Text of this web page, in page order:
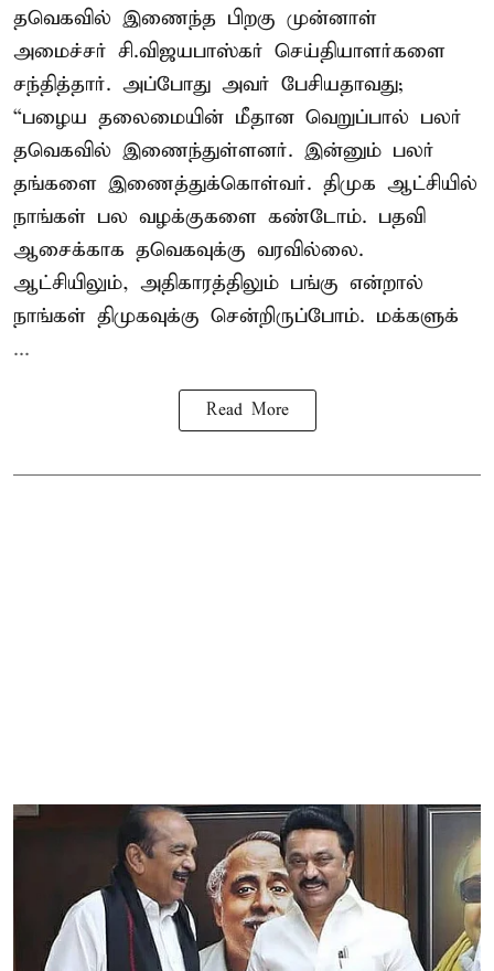
தவெகவில் இணைந்த பிறகு முன்னாள்
அமைச்சர் சி.விஜயபாஸ்கர் செய்தியாளர்களை
சந்தித்தார். அப்போது அவர் பேசியதாவது;
“பழைய தலைமையின் மீதான வெறுப்பால் பலர்
தவெகவில் இணைந்துள்ளனர். இன்னும் பலர்
தங்களை இணைத்துக்கொள்வர். திமுக ஆட்சியில்
நாங்கள் பல வழக்குகளை கண்டோம். பதவி
ஆசைக்காக தவெகவுக்கு வரவில்லை.
ஆட்சியிலும், அதிகாரத்திலும் பங்கு என்றால்
நாங்கள் திமுகவுக்கு சென்றிருப்போம். மக்களுக்
...
Read More